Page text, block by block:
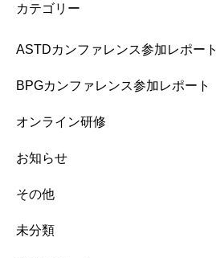
カテゴリー
ASTDカンファレンス参加レポート
BPGカンファレンス参加レポート
オンライン研修
お知らせ
その他
未分類